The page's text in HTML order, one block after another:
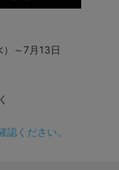
～7月13日
認ください。